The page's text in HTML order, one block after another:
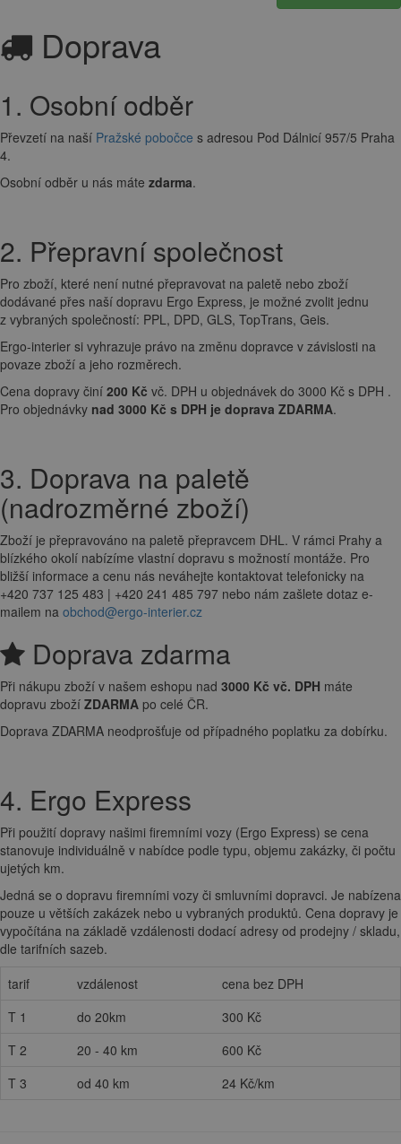
Doprava
1. Osobní odběr
Převzetí na naší Pražské pobočce s adresou Pod Dálnicí 957/5 Praha
4.
Osobní odběr u nás máte zdarma.
2. Přepravní společnost
Pro zboží, které není nutné přepravovat na paletě nebo zboží
dodávané přes naší dopravu Ergo Express, je možné zvolit jednu
z vybraných společností: PPL, DPD, GLS, TopTrans, Geis.
Ergo-interier si vyhrazuje právo na změnu dopravce v závislosti na
povaze zboží a jeho rozměrech.
Cena dopravy činí 200 Kč vč. DPH u objednávek do 3000 Kč s DPH .
Pro objednávky nad 3000 Kč s DPH je doprava ZDARMA.
3. Doprava na paletě
(nadrozměrné zboží)
Zboží je přepravováno na paletě přepravcem DHL. V rámci Prahy a
blízkého okolí nabízíme vlastní dopravu s možností montáže. Pro
bližší informace a cenu nás neváhejte kontaktovat telefonicky na
+420 737 125 483 | +420 241 485 797 nebo nám zašlete dotaz e-
mailem na obchod@ergo-interier.cz
Doprava zdarma
Při nákupu zboží v našem eshopu nad 3000 Kč vč. DPH máte
dopravu zboží ZDARMA po celé ČR.
Doprava ZDARMA neodprošťuje od případného poplatku za dobírku.
4. Ergo Express
Při použití dopravy našimi firemními vozy (Ergo Express) se cena
stanovuje individuálně v nabídce podle typu, objemu zakázky, či počtu
ujetých km.
Jedná se o dopravu firemními vozy či smluvními dopravci. Je nabízena
pouze u větších zakázek nebo u vybraných produktů. Cena dopravy je
vypočítána na základě vzdálenosti dodací adresy od prodejny / skladu,
dle tarifních sazeb.
tarif
vzdálenost
cena bez DPH
T 1
do 20km
300 Kč
T 2
20 - 40 km
600 Kč
T 3
od 40 km 24 Kč/km